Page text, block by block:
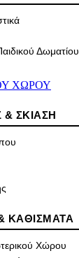
Δωματίου
ΧΩΡΟΥ
ΣΚΙΑΣΗ
ΚΑΘΙΣΜΑΤΑ
Χώρου